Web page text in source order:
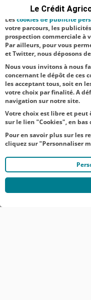
Le Crédit
satisfaction facultatifs.
Lescookies de publicité
votre parcours, les
prospection commerciale à
Par ailleurs, pour vous
et Twitter, nous déposons
Nous vous invitons à nous
concernant le dépôt de ces
les acceptant tous, soit en
votre choix par finalité. A
navigation sur notre site.
Votre choix est libre et
sur le lien "Cookies", en bas
Pour en savoir plus sur les
cliquez sur "Personnaliser